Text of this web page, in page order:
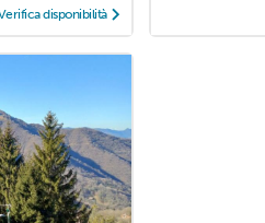
disponibilità